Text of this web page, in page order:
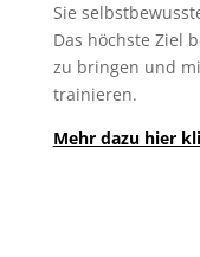
Sie
Das höchste Ziel
zu bringen und
trainieren.
Mehr dazu hier